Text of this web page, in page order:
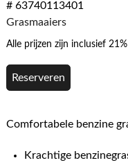
# 63740113401
Grasmaaiers
Alle prijzen zijn inclusief
Reserveren
Comfortabele benzine
Krachtige